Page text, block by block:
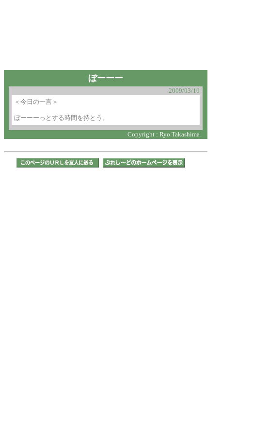
ぼーーー
2009/03/10
＜今日の一言＞
Copyright : Ryo Takashima